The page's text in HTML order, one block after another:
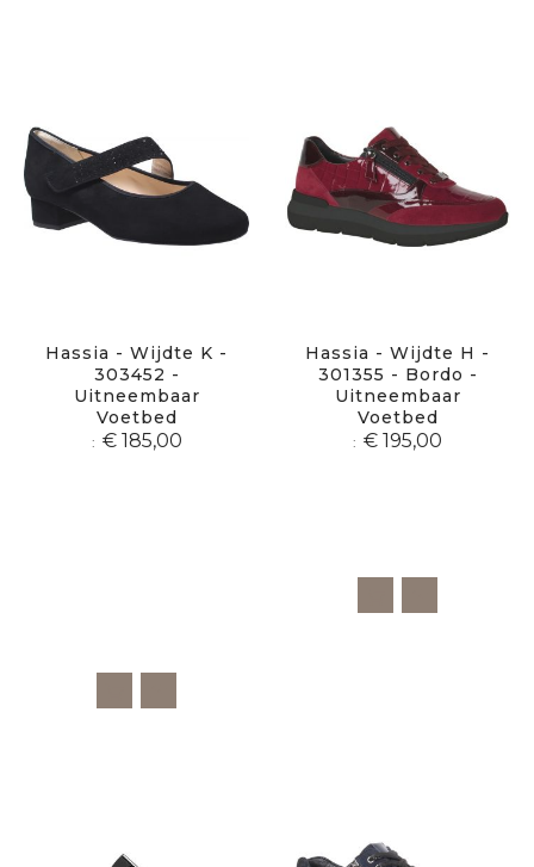
Hassia - Wijdte K -
303452 -
Uitneembaar
Voetbed
€ 185,00
Hassia - Wijdte H -
301355 - Bordo -
Uitneembaar
Voetbed
€ 195,00